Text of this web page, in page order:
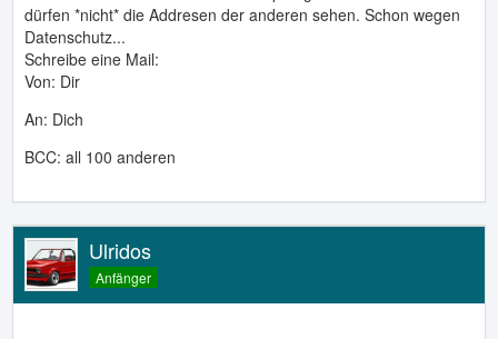
dürfen *nicht* die Addresen der anderen sehen. Schon wegen
Datenschutz...
Schreibe eine Mail:
Von: Dir
An: Dich
BCC: all 100 anderen
Ulridos
Anfänger